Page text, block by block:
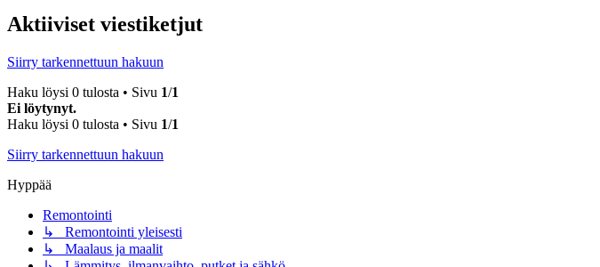
Aktiiviset viestiketjut
Siirry tarkennettuun hakuun
Haku löysi 0 tulosta • Sivu 1/1
Ei löytynyt.
Haku löysi 0 tulosta • Sivu 1/1
Siirry tarkennettuun hakuun
Hyppää
Remontointi
↳ Remontointi yleisesti
↳ Maalaus ja maalit